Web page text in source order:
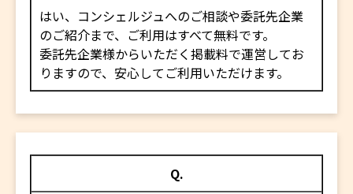
はい、コンシェルジュへのご相談や委託先企業
のご紹介まで、ご利用はすべて無料です。
委託先企業様からいただく掲載料で運営してお
りますので、安心してご利用いただけます。
Q.